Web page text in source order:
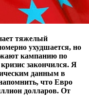
тяжелый
ухудшается, но
кампанию по
закончился. Я
данным в
что Евро
долларов. От